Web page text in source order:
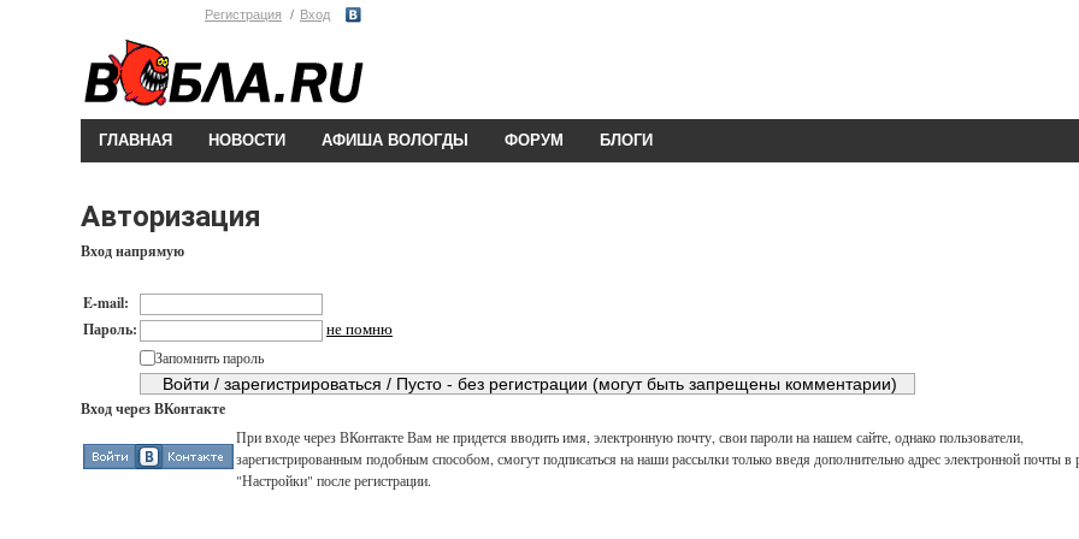
Регистрация Вход
ГЛАВНАЯ НОВОСТИ АФИША ВОЛОГДЫ ФОРУМ БЛОГИ
Авторизация
Вход напрямую
E-mail:
Пароль:
не помню
Запомнить пароль
Вход через ВКонтакте
При входе через ВКонтакте Вам не придется вводить имя, электронную почту, свои пароли на нашем сайте, однако пользователи,
зарегистрированным подобным способом, смогут подписаться на наши рассылки только введя дополнительно адрес электронной почты в
"Настройки" после регистрации.